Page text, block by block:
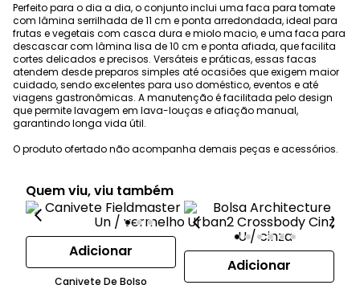
Perfeito para o dia a dia, o conjunto inclui uma faca para tomate
com lâmina serrilhada de 11 cm e ponta arredondada, ideal para
frutas e vegetais com casca dura e miolo macio, e uma faca para
descascar com lâmina lisa de 10 cm e ponta afiada, que facilita
cortes delicados e precisos. Versáteis e práticas, essas facas
atendem desde preparos simples até ocasiões que exigem maior
cuidado, sendo excelentes para uso doméstico, eventos e até
viagens gastronômicas. A manutenção é facilitada pelo design
que permite lavagem em lava-louças e afiação manual,
garantindo longa vida útil.
O produto ofertado não acompanha demais peças e acessórios.
Quem viu, viu também
Adicionar
Canivete De Bolso
Adicionar